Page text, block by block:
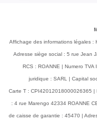
Affichage des informations légales :
Adresse siège social : 5 rue Jean
RCS : ROANNE | Numero
juridique : SARL | Capital
Carte T : CPI42012018000026365 |
: 4 rue Marengo 42334 ROANNE
de caisse de garantie : 45470 |